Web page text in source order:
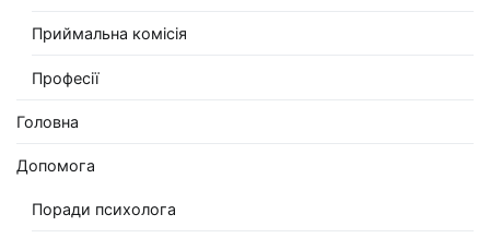
Приймальна комісія
Професії
Головна
Допомога
Поради психолога